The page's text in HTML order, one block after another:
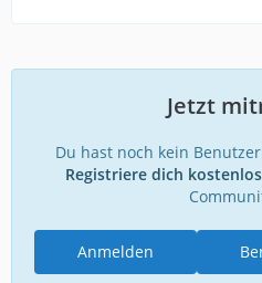
Jetzt
Du hast noch kein
Registriere dich kostenlos
Anmelden